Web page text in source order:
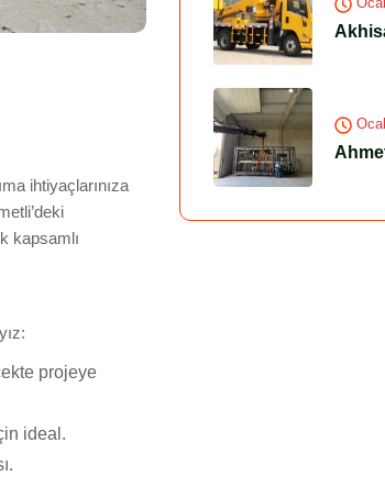
ihtiyaçlarınıza
kapsamlı
projeye
ideal.